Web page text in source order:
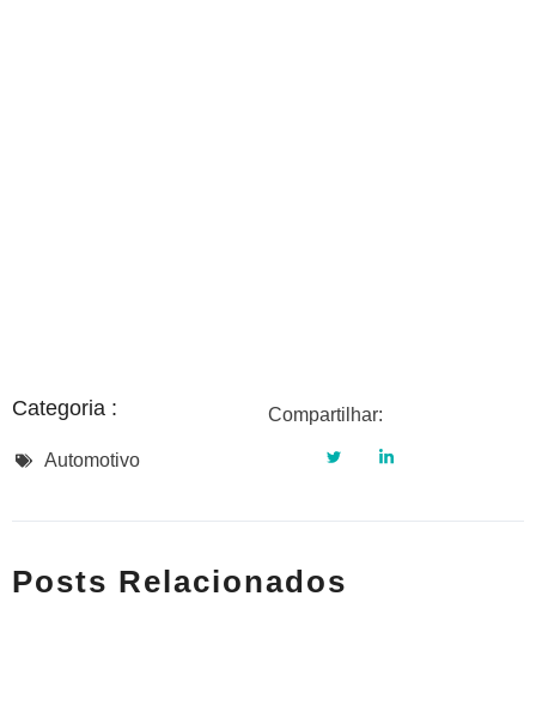
Categoria :
Automotivo
Compartilhar:
Posts Relacionados